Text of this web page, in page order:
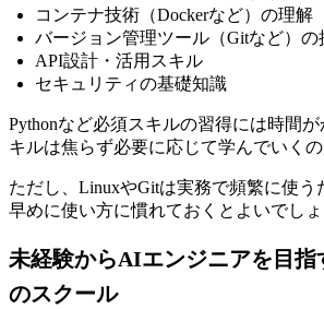
コンテナ技術（Dockerなど）の理解
バージョン管理ツール（Gitなど）の
API設計・活用スキル
セキュリティの基礎知識
Pythonなど必須スキルの習得には時間
キルは焦らず必要に応じて学んでいくの
ただし、 LinuxやGitは実務で頻繁に使う
早めに使い方に慣れておくとよいでしょ
未経験からAIエンジニアを目指
のスクール